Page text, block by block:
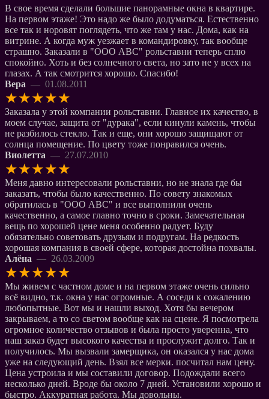
В свое время сделали большие панорамные окна в квартире.
На первом этаже! Это надо же было додуматься. Естественно
все так и норовят поглядеть, что же там у нас. Дома, как на
витрине. А когда муж уезжает в командировку, так вообще
страшно. Заказали в "ООО АВС" рольставни теперь сплю
спокойно. Хоть и без солнечного света, но зато не у всех на
глазах. А так смотрится хорошо. Спасибо!
Вера — 01.08.2011
★★★★★
Заказала у этой компании рольставни. Главное их качество, в
моем случае, защита от "дурака", если кинули камень, чтобы
не разбилось стекло. Так и еще, они хорошо защищают от
солнца помещение. По цвету тоже понравился очень.
Виолетта — 27.07.2010
★★★★★
Меня давно интересовали рольставни, но не знала где бы
заказать, чтобы было качественно. По совету знакомых
обратилась в "ООО АВС" и все выполнили очень
качественно, а самое главно точно в сроки. Замечательная
вещь по хорошей цене меня особенно радует. Буду
обязательно советовать друзьям и подругам. На редкость
хорошая компания в своей сфере, которая достойна похвалы.
Алёна — 26.03.2009
★★★★★
Мы живем с частном доме и на первом этаже очень сильно
всё видно, т.к. окна у нас огромные. А соседи к сожалению
любопытные. Вот мы и нашли выход. Хотя бы вечером
закрываем, а то со светом вообще как на сцене. Я посмотрела
огромное количество отзывов и была просто уверенна, что
наш заказ будет высокого качества и прослужит долго. Так и
получилось. Мы вызвали замерщика, он оказался у нас дома
уже на следующий день. Взял все мерки. посчитал нам цену.
Цена устроила и мы составили договор. Подождали всего
несколько дней. Вроде бы около 7 дней. Установили хорошо и
быстро. Аккуратная работа. Мы довольны.